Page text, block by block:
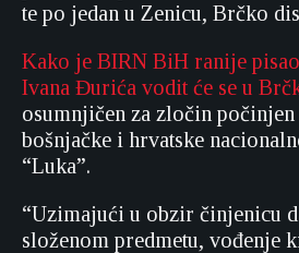
te po jedan u Zenicu, Brčko
Kako je BIRN BiH ranije
Ivana Đurića vodit će se u
osumnjičen za zločin
bošnjačke i hrvatske
“Luka”.
“Uzimajući u obzir činjenicu
složenom predmetu, vođenje